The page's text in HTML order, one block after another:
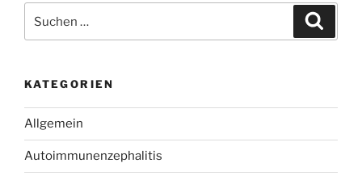
nach:
KATEGORIEN
Allgemein
Autoimmunenzephalitis